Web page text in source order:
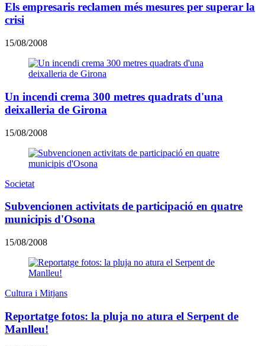
Els empresaris reclamen més mesures per superar la
crisi
15/08/2008
Un incendi crema 300 metres quadrats d'una
deixalleria de Girona
15/08/2008
Societat
Subvencionen activitats de participació en quatre
municipis d'Osona
15/08/2008
Cultura i Mitjans
Reportatge fotos: la pluja no atura el Serpent de
Manlleu!